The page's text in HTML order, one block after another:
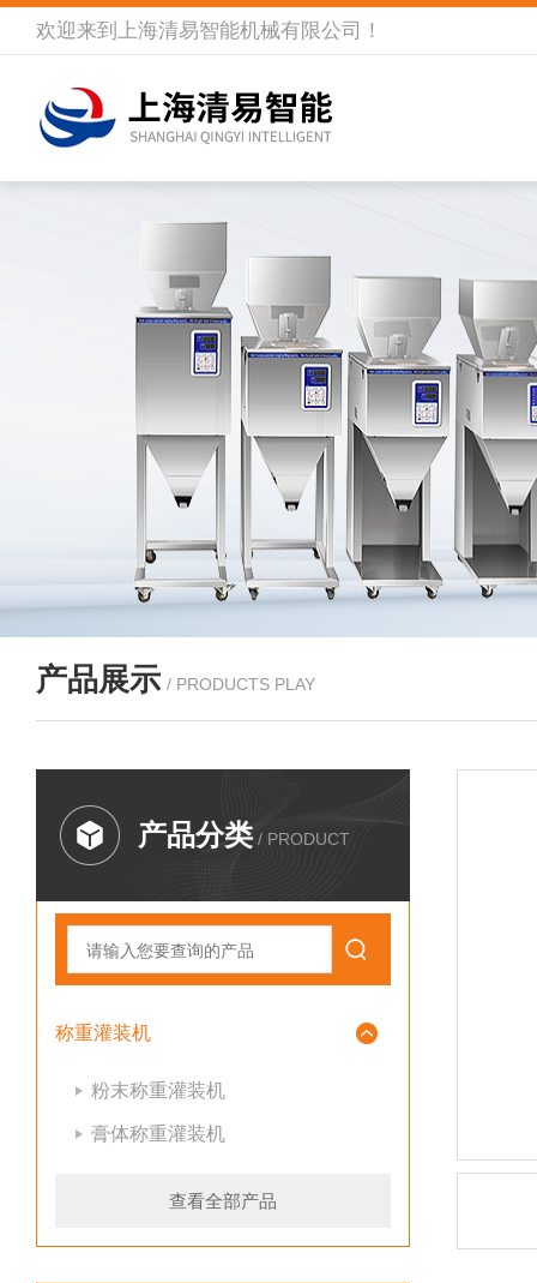
欢迎来到 上海清易智能机械有限公司 ！
产品展示 / PRODUCTS PLAY
产品分类 / PRODUCT
称重灌装机
粉末称重灌装机
膏体称重灌装机
查看全部产品